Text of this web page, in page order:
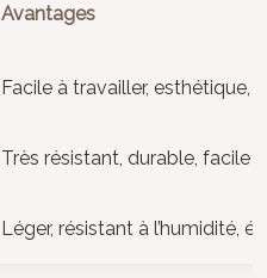
Avantages
Facile à travailler, esthétique,
Très résistant, durable, facile
Léger, résistant à l’humidité,